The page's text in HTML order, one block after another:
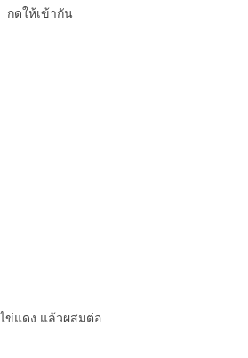
กดให้เข้ากัน
ข่แดง แล้วผสมต่อ